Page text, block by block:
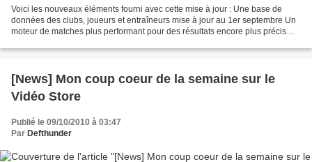
Voici les nouveaux éléments fourni avec cette mise à jour : Une base de
données des clubs, joueurs et entraîneurs mise à jour au 1er septembre Un
moteur de matches plus performant pour des résultats encore plus précis
[News] Mon coup coeur de la semaine sur le
Vidéo Store
Publié le 09/10/2010 à 03:47
Par Defthunder